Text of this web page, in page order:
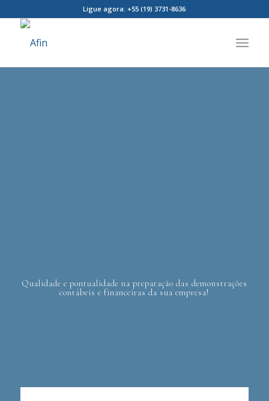
Ligue agora: +55 (19) 3731-8636
Qualidade e pontualidade na preparação das demonstrações
contábeis e financeiras da sua empresa!